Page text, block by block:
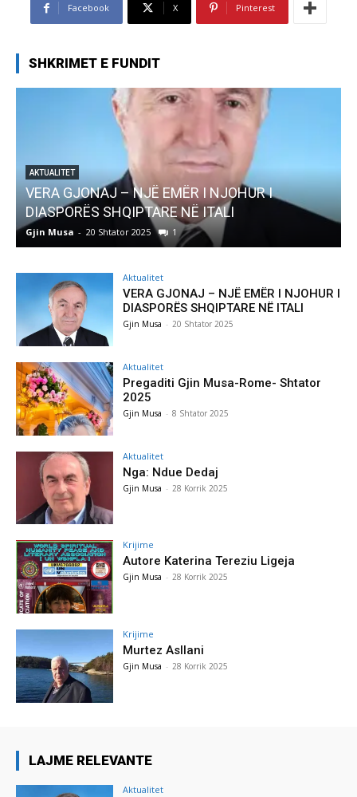
Facebook X Pinterest
SHKRIMET E FUNDIT
AKTUALITET
Pregaditi Gjin Musa-Rome- Shtator 2025
Gjin Musa - 8 Shtator 2025 0
Aktualitet
VERA GJONAJ – NJË EMËR I NJOHUR I
DIASPORËS SHQIPTARE NË ITALI
Gjin Musa - 20 Shtator 2025
Aktualitet
Pregaditi Gjin Musa-Rome- Shtator
2025
Gjin Musa - 8 Shtator 2025
Aktualitet
Nga: Ndue Dedaj
Gjin Musa - 28 Korrik 2025
Krijime
Autore Katerina Tereziu Ligeja
Gjin Musa - 28 Korrik 2025
Krijime
Murtez Asllani
Gjin Musa - 28 Korrik 2025
LAJME RELEVANTE
Aktualitet